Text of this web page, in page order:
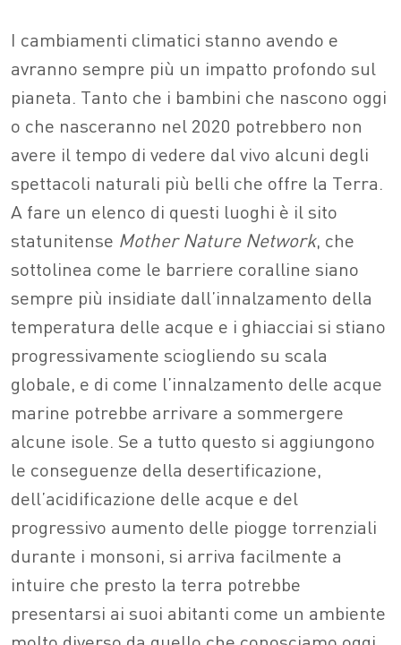
I cambiamenti climatici stanno avendo e
avranno sempre più un impatto profondo sul
pianeta. Tanto che i bambini che nascono oggi
o che nasceranno nel 2020 potrebbero non
avere il tempo di vedere dal vivo alcuni degli
spettacoli naturali più belli che offre la Terra.
A fare un elenco di questi luoghi è il sito
statunitense Mother Nature Network, che
sottolinea come le barriere coralline siano
sempre più insidiate dall’innalzamento della
temperatura delle acque e i ghiacciai si stiano
progressivamente sciogliendo su scala
globale, e di come l’innalzamento delle acque
marine potrebbe arrivare a sommergere
alcune isole. Se a tutto questo si aggiungono
le conseguenze della desertificazione,
dell’acidificazione delle acque e del
progressivo aumento delle piogge torrenziali
durante i monsoni, si arriva facilmente a
intuire che presto la terra potrebbe
presentarsi ai suoi abitanti come un ambiente